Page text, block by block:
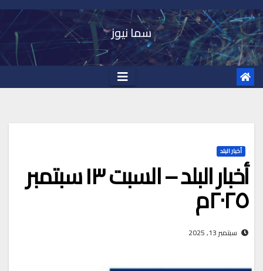
Skip
to
content
سما نيوز
أخبار البلد
أخبار البلد – السبت ١٣ سبتمبر
٢٠٢٥م
سبتمبر 13, 2025